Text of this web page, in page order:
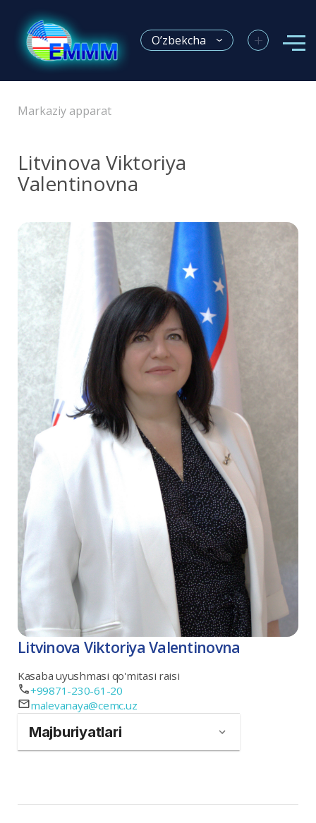
O’zbekcha +
Markaziy apparat
Litvinova Viktoriya
Valentinovna
Litvinova Viktoriya Valentinovna
Kasaba uyushmasi qo'mitasi raisi
+99871-230-61-20
malevanaya@cemc.uz
Majburiyatlari